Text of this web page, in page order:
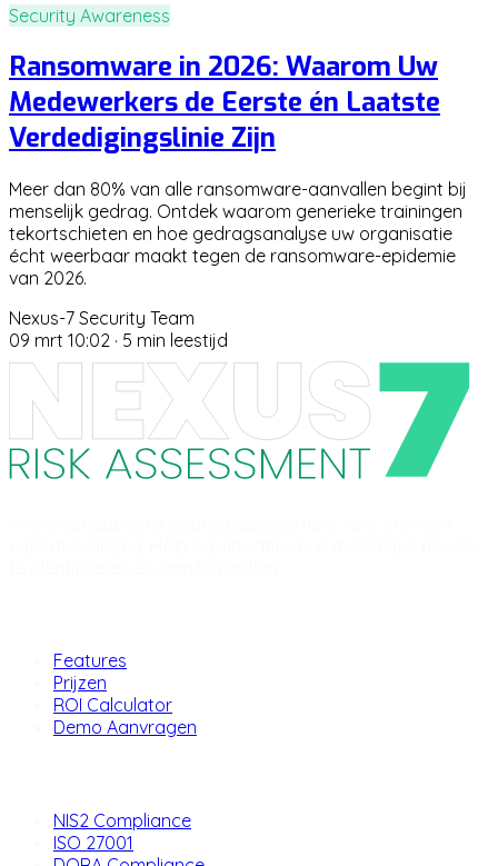
Security Awareness
Ransomware in 2026: Waarom Uw
Medewerkers de Eerste én Laatste
Verdedigingslinie Zijn
Meer dan 80% van alle ransomware-aanvallen begint bij
menselijk gedrag. Ontdek waarom generieke trainingen
tekortschieten en hoe gedragsanalyse uw organisatie
écht weerbaar maakt tegen de ransomware-epidemie
van 2026.
Nexus-7 Security Team
09 mrt 10:02 · 5 min leestijd
Features
Prijzen
ROI Calculator
Demo Aanvragen
NIS2 Compliance
ISO 27001